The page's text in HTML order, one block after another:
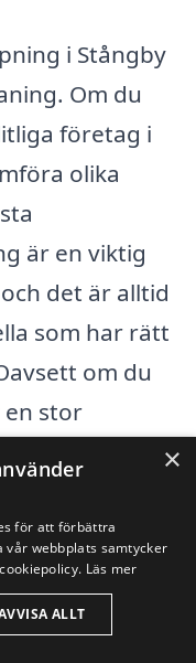
i Stångby
Om du
företag i
olika
är en viktig
det är alltid
som har rätt
om du
stor
där du
för
en lista över
×
för att förbättra
vår webbplats samtycker
Läs mer
ALLT